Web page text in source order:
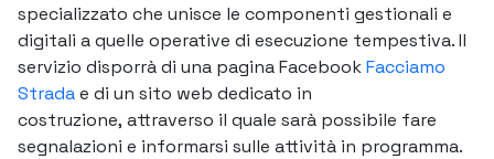
specializzato che unisce le componenti gestionali e
digitali a quelle operative di esecuzione tempestiva. Il
servizio disporrà di una pagina FacebookFacciamo
Stradae di un sito web dedicato in
costruzione, attraverso il quale sarà possibile fare
segnalazioni e informarsi sulle attività in programma.